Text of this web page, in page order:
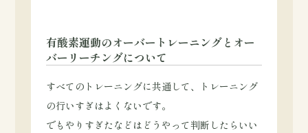
有酸素運動のオーバートレーニングとオー
バーリーチングについて
すべてのトレーニングに共通して、トレーニング
の行いすぎはよくないです。
でもやりすぎたなどはどうやって判断したらいい